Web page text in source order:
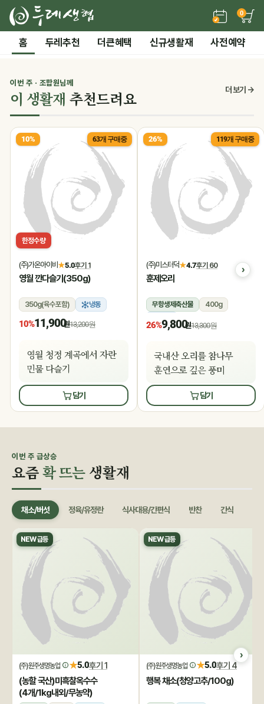
0
홈 두레추천 더큰혜택 신규생활재 사전예약
시즌기획
말복 더위까지! 끝장 보양 특가
든든한 간편 보양식 →
‹
2 / 7 전체 보기
0
이번 주 · 조합원님께
이 생활재 추천드려요 더 보기 →
10% 63개 구매중
한정수량
(주)가온아이비 ★5.0후기 1
영월 깐다슬기(350g)
350g(육수포함) 냉동
10%11,900원13,200원
영월 청정 계곡에서 자란
민물 다슬기
담기
26% 119개 구매중
(주)미스터덕★4.7후기 60
훈제오리
무항생제축산물
400g
냉동
26%9,800원13,300원
국내산 오리를 참나무
훈연으로 깊은 풍미
담기
이번 주 급상승
요즘확 뜨는생활재
채소/버섯 정육/유정란 식사대용/간편식 반찬 간식
NEW 급등
(주)원주생명농업 ★5.0후기 1
(농할 국산)미흑찰옥수수
(4개/1kg내외/무농약)
NEW 급등
(주)원주생명농업 ★5.0후기 4
행복 채소(청양고추/100g)